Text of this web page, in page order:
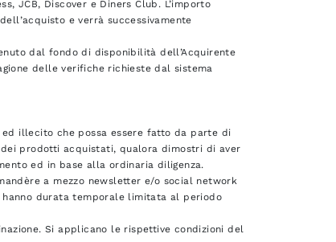
JCB, Discover e Diners Club. L’importo
e verrà successivamente
dal fondo di disponibilità dell’Acquirente
delle verifiche richieste dal sistema
illecito che possa essere fatto da parte di
prodotti acquistati, qualora dimostri di aver
ed in base alla ordinaria diligenza.
a mezzo newsletter e/o social network
durata temporale limitata al periodo
Si applicano le rispettive condizioni del